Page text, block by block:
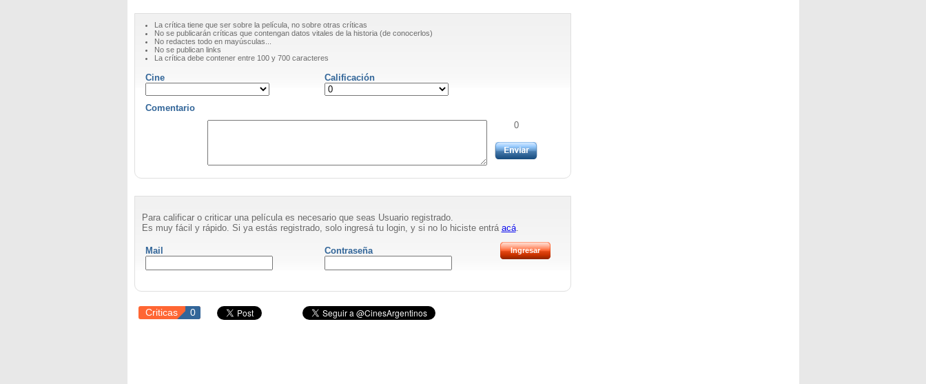
La crítica tiene que ser sobre la película, no sobre otras críticas
No se publicarán críticas que contengan datos vitales de la historia (de conocerlos)
No redactes todo en mayúsculas...
No se publican links
La crítica debe contener entre 100 y 700 caracteres
Cine Calificación
Comentario
0
Para calificar o criticar una película es necesario que seas Usuario registrado.
Es muy fácil y rápido. Si ya estás registrado, solo ingresá tu login, y si no lo hiciste entrá acá.
Mail Contraseña
Criticas 0